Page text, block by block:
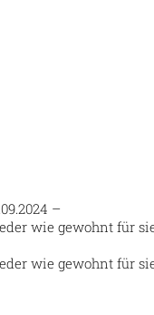
–
wie gewohnt für
wie gewohnt für